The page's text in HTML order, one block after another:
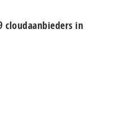
cloudaanbieders in